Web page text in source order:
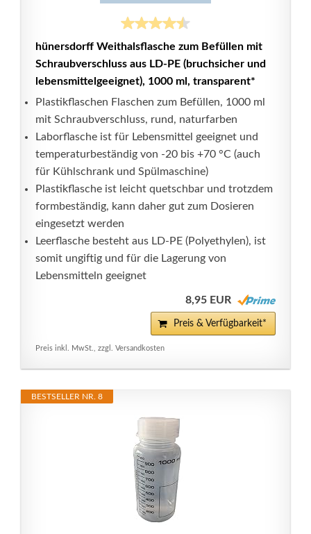
hünersdorff Weithalsflasche zum Befüllen mit
Schraubverschluss aus LD-PE (bruchsicher und
lebensmittelgeeignet), 1000 ml, transparent*
Plastikflaschen Flaschen zum Befüllen, 1000 ml
mit Schraubverschluss, rund, naturfarben
Laborflasche ist für Lebensmittel geeignet und
temperaturbeständig von -20 bis +70 °C (auch
für Kühlschrank und Spülmaschine)
Plastikflasche ist leicht quetschbar und trotzdem
formbeständig, kann daher gut zum Dosieren
eingesetzt werden
Leerflasche besteht aus LD-PE (Polyethylen), ist
somit ungiftig und für die Lagerung von
Lebensmitteln geeignet
8,95 EUR
Preis & Verfügbarkeit*
Preis inkl. MwSt., zzgl. Versandkosten
BESTSELLER NR. 8